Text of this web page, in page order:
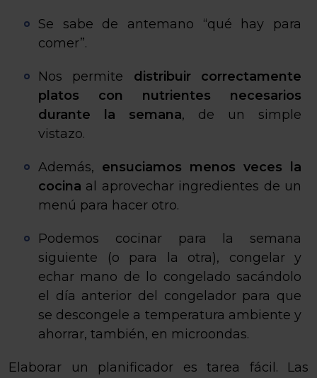
Se sabe de antemano “qué hay para
comer”.
Nos permite distribuir correctamente
platos con nutrientes necesarios
durante la semana, de un simple
vistazo.
Además, ensuciamos menos veces la
cocina al aprovechar ingredientes de un
menú para hacer otro.
Podemos cocinar para la semana
siguiente (o para la otra), congelar y
echar mano de lo congelado sacándolo
el día anterior del congelador para que
se descongele a temperatura ambiente y
ahorrar, también, en microondas.
Elaborar un planificador es tarea fácil. Las